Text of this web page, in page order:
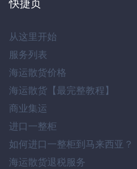
快捷页
从这里开始
服务列表
海运散货价格
海运散货【最完整教程】
商业集运
进口一整柜
如何进口一整柜到马来西亚？
海运散货退税服务